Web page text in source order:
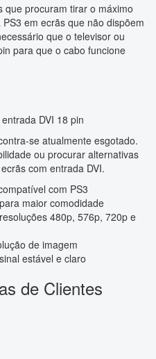
que procuram tirar o máximo
em ecrãs que não dispõem
que o televisor ou
para que o cabo funcione
DVI 18 pin
se atualmente esgotado.
ou procurar alternativas
com entrada DVI.
com PS3
maior comodidade
480p, 576p, 720p e
de imagem
estável e claro
de Clientes